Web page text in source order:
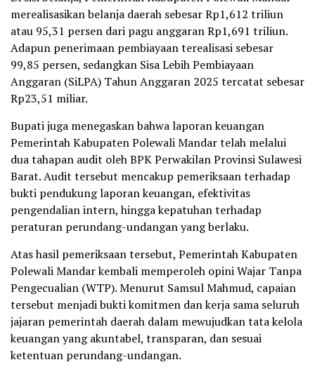
merealisasikan belanja daerah sebesar Rp1,612 triliun
atau 95,31 persen dari pagu anggaran Rp1,691 triliun.
Adapun penerimaan pembiayaan terealisasi sebesar
99,85 persen, sedangkan Sisa Lebih Pembiayaan
Anggaran (SiLPA) Tahun Anggaran 2025 tercatat sebesar
Rp23,51 miliar.
Bupati juga menegaskan bahwa laporan keuangan
Pemerintah Kabupaten Polewali Mandar telah melalui
dua tahapan audit oleh BPK Perwakilan Provinsi Sulawesi
Barat. Audit tersebut mencakup pemeriksaan terhadap
bukti pendukung laporan keuangan, efektivitas
pengendalian intern, hingga kepatuhan terhadap
peraturan perundang-undangan yang berlaku.
Atas hasil pemeriksaan tersebut, Pemerintah Kabupaten
Polewali Mandar kembali memperoleh opini Wajar Tanpa
Pengecualian (WTP). Menurut Samsul Mahmud, capaian
tersebut menjadi bukti komitmen dan kerja sama seluruh
jajaran pemerintah daerah dalam mewujudkan tata kelola
keuangan yang akuntabel, transparan, dan sesuai
ketentuan perundang-undangan.